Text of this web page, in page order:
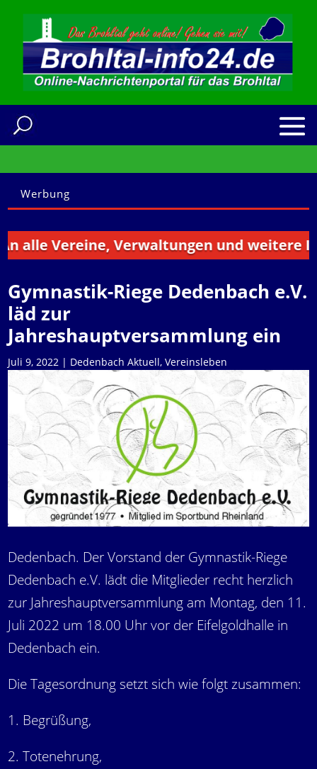
Werbung
Vereine, Verwaltungen und weitere
Gymnastik-Riege Dedenbach e.V.
läd zur
Jahreshauptversammlung ein
Juli 9, 2022 | Dedenbach Aktuell, Vereinsleben
Dedenbach. Der Vorstand der Gymnastik-Riege
Dedenbach e.V. lädt die Mitglieder recht herzlich
zur Jahreshauptversammlung am Montag, den 11.
Juli 2022 um 18.00 Uhr vor der Eifelgoldhalle in
Dedenbach ein.
Die Tagesordnung setzt sich wie folgt zusammen:
1. Begrüßung,
2. Totenehrung,